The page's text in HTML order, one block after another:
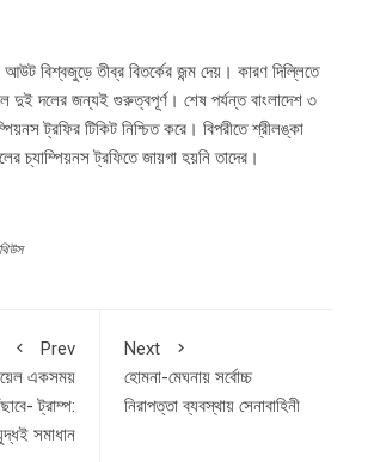
বিশ্বজুড়ে তীব্র বিতর্কের জন্ম দেয়। কারণ দিল্লিতে
দুই দলের জন্যই গুরুত্বপূর্ণ। শেষ পর্যন্ত বাংলাদেশ ৩
ট্রফির টিকিট নিশ্চিত করে। বিপরীতে শ্রীলঙ্কা
চ্যাম্পিয়নস ট্রফিতে জায়গা হয়নি তাদের।
Prev
একসময়
ট্রাম্প:
সমাধান
Next
হোমনা-মেঘনায় সর্বোচ্চ
নিরাপত্তা ব্যবস্থায় সেনাবাহিনী